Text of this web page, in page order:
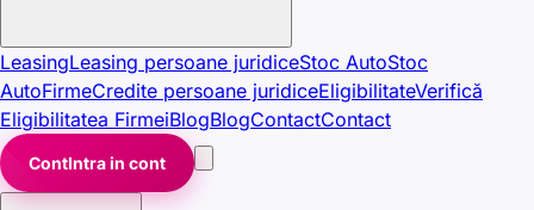
LeasingLeasing persoane juridiceStoc AutoStoc
AutoFirmeCredite persoane juridiceEligibilitateVerifică
Eligibilitatea FirmeiBlogBlogContactContact
ContIntra in cont